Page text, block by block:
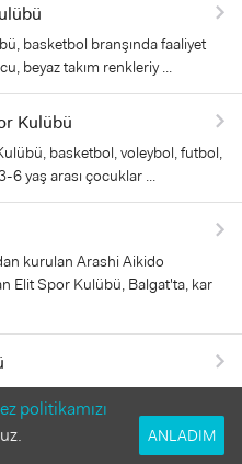
basketbol branşında faaliyet
beyaz takım renkleriy ...
Kulübü
basketbol, voleybol, futbol,
6 yaş arası çocuklar ...
kurulan Arashi Aikido
Elit Spor Kulübü, Balgat'ta, kar
yılında Ankara' nın Keçiören
Yasin Yıldız ta ...
politikamızı
ANLADIM